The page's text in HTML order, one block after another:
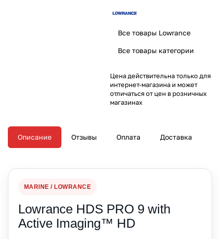
Все товары Lowrance
Все товары категории
Цена действительна только для
интернет-магазина и может
отличаться от цен в розничных
магазинах
Описание Отзывы Оплата Доставка
MARINE / LOWRANCE
Lowrance HDS PRO 9 with
Active Imaging™ HD